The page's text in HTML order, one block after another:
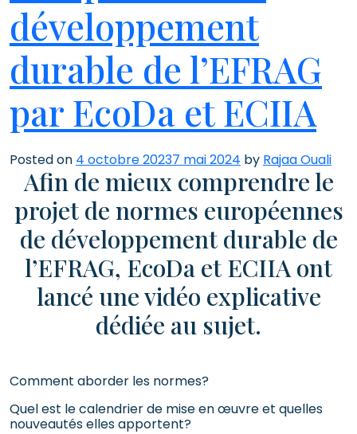
développement
durable de l’EFRAG
par EcoDa et ECIIA
Posted on 4 octobre 20237 mai 2024 by Rajaa Ouali
Afin de mieux comprendre le
projet de normes européennes
de développement durable de
l’EFRAG, EcoDa et ECIIA ont
lancé une vidéo explicative
dédiée au sujet.
Comment aborder les normes?
Quel est le calendrier de mise en œuvre et quelles
nouveautés elles apportent?